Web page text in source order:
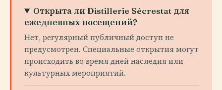
Открыта ли Distillerie Sécrestat для
ежедневных посещений?
Нет, регулярный публичный доступ не
предусмотрен. Специальные открытия могут
происходить во время дней наследия или
культурных мероприятий.